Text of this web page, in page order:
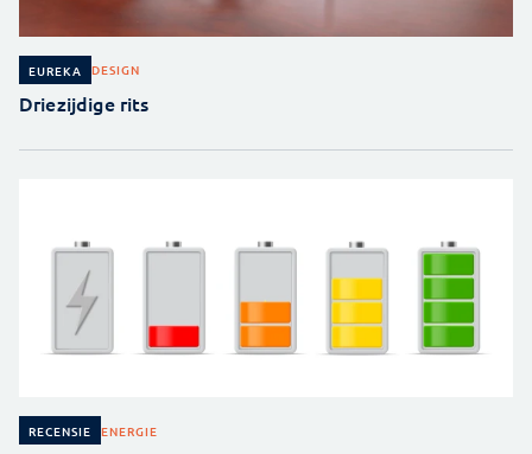
EUREKA DESIGN
Driezijdige rits
RECENSIE ENERGIE